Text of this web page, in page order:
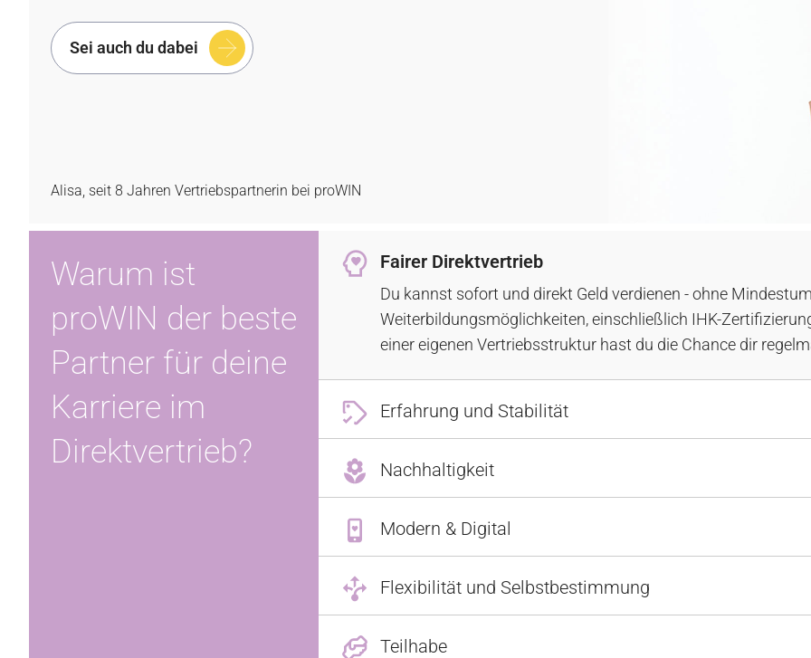
Sei auch du dabei
Alisa, seit 8 Jahren Vertriebspartnerin bei proWIN
Warum ist
proWIN der beste
Partner für deine
Karriere im
Direktvertrieb?
Fairer Direktvertrieb
Du kannst sofort und direkt Geld verdienen - ohne
Weiterbildungsmöglichkeiten, einschließlich IHK-
einer eigenen Vertriebsstruktur hast du die Chance dir
Erfahrung und Stabilität
Nachhaltigkeit
Modern & Digital
Flexibilität und Selbstbestimmung
Teilhabe